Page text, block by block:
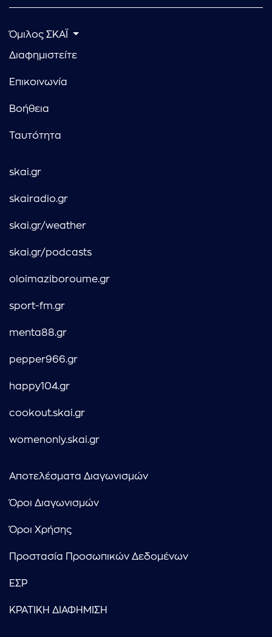
Όμιλος ΣΚΑΪ
Διαφημιστείτε
Επικοινωνία
Βοήθεια
Ταυτότητα
skai.gr
skairadio.gr
skai.gr/weather
skai.gr/podcasts
oloimaziboroume.gr
sport-fm.gr
menta88.gr
pepper966.gr
happy104.gr
cookout.skai.gr
womenonly.skai.gr
Αποτελέσματα Διαγωνισμών
Όροι Διαγωνισμών
Όροι Χρήσης
Προστασία Προσωπικών Δεδομένων
ΕΣΡ
ΚΡΑΤΙΚΗ ΔΙΑΦΗΜΙΣΗ